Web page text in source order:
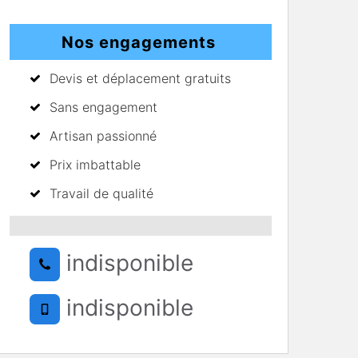
Nos engagements
Devis et déplacement gratuits
Sans engagement
Artisan passionné
Prix imbattable
Travail de qualité
indisponible
indisponible